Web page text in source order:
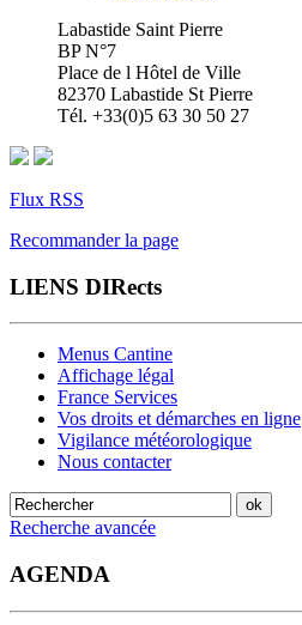
Labastide Saint Pierre
BP N°7
Place de l Hôtel de Ville
82370 Labastide St Pierre
Tél. +33(0)5 63 30 50 27
Flux RSS
Recommander la page
LIENS DIRects
Menus Cantine
Affichage légal
France Services
Vos droits et démarches en ligne
Vigilance météorologique
Nous contacter
Recherche avancée
AGENDA